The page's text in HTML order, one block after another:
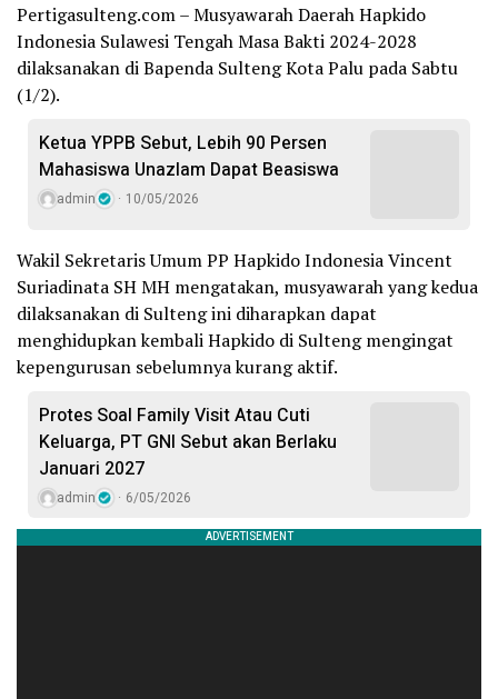
Pertigasulteng.com – Musyawarah Daerah Hapkido
Indonesia Sulawesi Tengah Masa Bakti 2024-2028
dilaksanakan di Bapenda Sulteng Kota Palu pada Sabtu
(1/2).
Ketua YPPB Sebut, Lebih 90 Persen
Mahasiswa Unazlam Dapat Beasiswa
admin 10/05/2026
Wakil Sekretaris Umum PP Hapkido Indonesia Vincent
Suriadinata SH MH mengatakan, musyawarah yang kedua
dilaksanakan di Sulteng ini diharapkan dapat
menghidupkan kembali Hapkido di Sulteng mengingat
kepengurusan sebelumnya kurang aktif.
Protes Soal Family Visit Atau Cuti
Keluarga, PT GNI Sebut akan Berlaku
Januari 2027
admin 6/05/2026